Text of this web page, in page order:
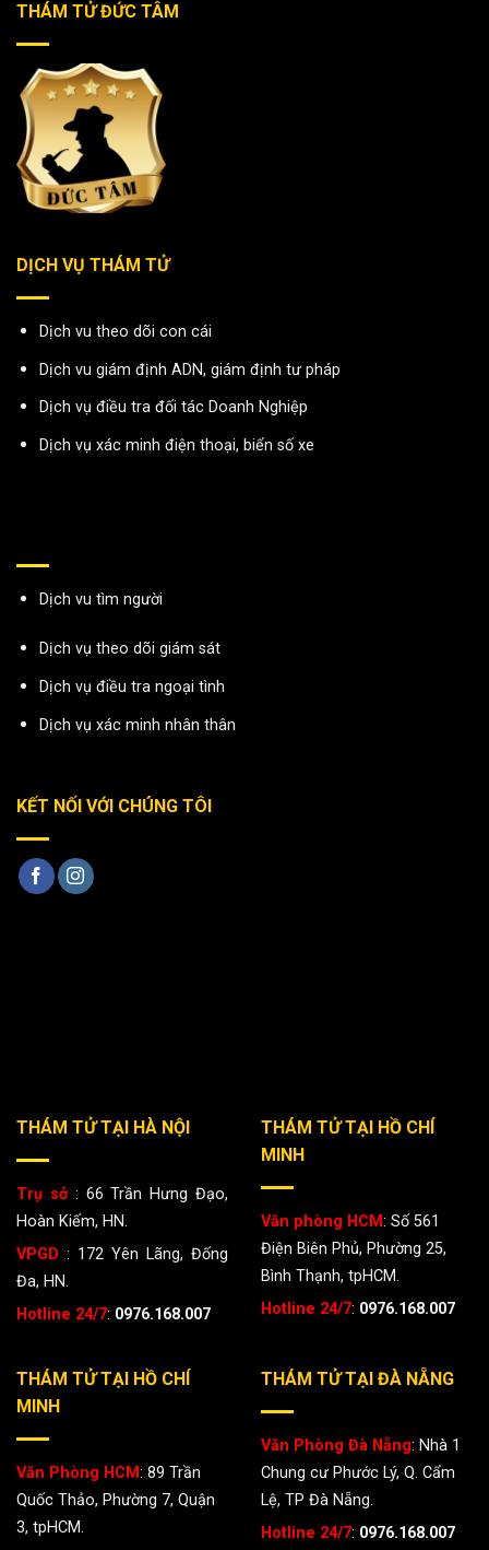
THÁM TỬ ĐỨC TÂM
DỊCH VỤ THÁM TỬ
Dịch vu theo dõi con cái
Dịch vu giám định ADN, giám định tư pháp
Dịch vụ điều tra đối tác Doanh Nghiệp
Dịch vụ xác minh điện thoại, biển số xe
Dịch vu tìm người
Dịch vụ theo dõi giám sát
Dịch vụ điều tra ngoại tình
Dịch vụ xác minh nhân thân
KẾT NỐI VỚI CHÚNG TÔI
THÁM TỬ TẠI HÀ NỘI
Trụ sở : 66 Trần Hưng Đạo,
Hoàn Kiếm, HN.
VPGD : 172 Yên Lãng, Đống
Đa, HN.
Hotline 24/7: 0976.168.007
THÁM TỬ TẠI HỒ CHÍ
MINH
Văn phòng HCM: Số 561
Điện Biên Phủ, Phường 25,
Bình Thạnh, tpHCM.
Hotline 24/7: 0976.168.007
THÁM TỬ TẠI HỒ CHÍ
MINH
Văn Phòng HCM: 89 Trần
Quốc Thảo, Phường 7, Quận
3, tpHCM.
THÁM TỬ TẠI ĐÀ NẴNG
Văn Phòng Đà Nẵng: Nhà 1
Chung cư Phước Lý, Q. Cẩm
Lệ, TP Đà Nẵng.
Hotline 24/7: 0976.168.007